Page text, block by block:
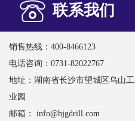
联系我们
销售热线：400-8466123
电话咨询：0731-82022767
地址：湖南省长沙市望城区乌山工
业园
邮箱： info@hjgdrill.com